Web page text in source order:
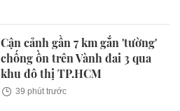
Cận cảnh gần 7 km gắn 'tường'
chống ồn trên Vành đai 3 qua
khu đô thị TP.HCM
39 phút trước